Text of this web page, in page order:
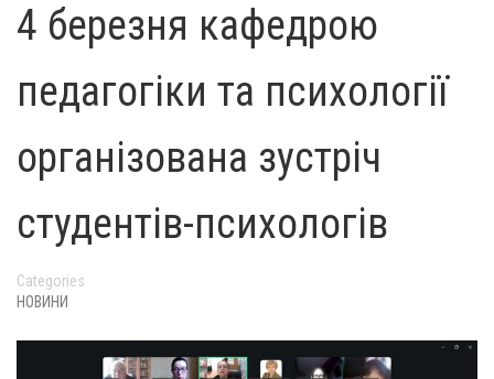
4 березня кафедрою
педагогіки та психології
організована зустріч
студентів-психологів
Categories
НОВИНИ